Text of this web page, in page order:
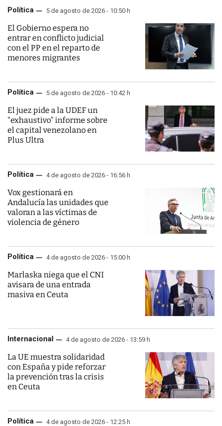
Política 5 de agosto de 2026 - 10:50 h
El Gobierno espera no
entrar en conflicto judicial
con el PP en el reparto de
menores migrantes
Política 5 de agosto de 2026 - 10:42 h
El juez pide a la UDEF un
"exhaustivo" informe sobre
el capital venezolano en
Plus Ultra
Política 4 de agosto de 2026 - 16:56 h
Vox gestionará en
Andalucía las unidades que
valoran a las víctimas de
violencia de género
Política 4 de agosto de 2026 - 15:00 h
Marlaska niega que el CNI
avisara de una entrada
masiva en Ceuta
Internacional 4 de agosto de 2026 - 13:59 h
La UE muestra solidaridad
con España y pide reforzar
la prevención tras la crisis
en Ceuta
Política 4 de agosto de 2026 - 12:25 h